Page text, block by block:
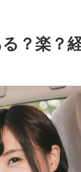
？楽？